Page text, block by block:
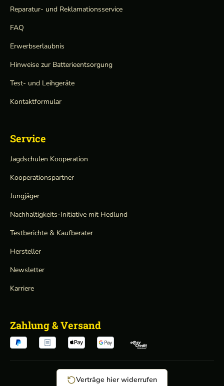
Reparatur- und Reklamationsservice
FAQ
Erwerbserlaubnis
Hinweise zur Batterieentsorgung
Test- und Leihgeräte
Kontaktformular
Service
Jagdschulen Kooperation
Kooperationspartner
Jungjäger
Nachhaltigkeits-Initiative mit Hedlund
Testberichte & Kaufberater
Hersteller
Newsletter
Karriere
Zahlung & Versand
Verträge hier widerrufen